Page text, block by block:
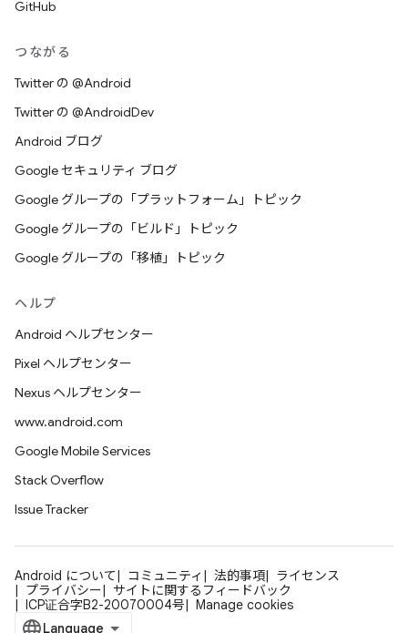
GitHub
つながる
Twitter の @Android
Twitter の @AndroidDev
Android ブログ
Google セキュリティ ブログ
Google グループの「プラットフォーム」トピック
Google グループの「ビルド」トピック
Google グループの「移植」トピック
ヘルプ
Android ヘルプセンター
Pixel ヘルプセンター
Nexus ヘルプセンター
www.android.com
Google Mobile Services
Stack Overflow
Issue Tracker
Android について コミュニティ 法的事項
ライセンス
プライバシー
サイトに関するフィードバック
ICP证合字B2-20070004号
Manage cookies